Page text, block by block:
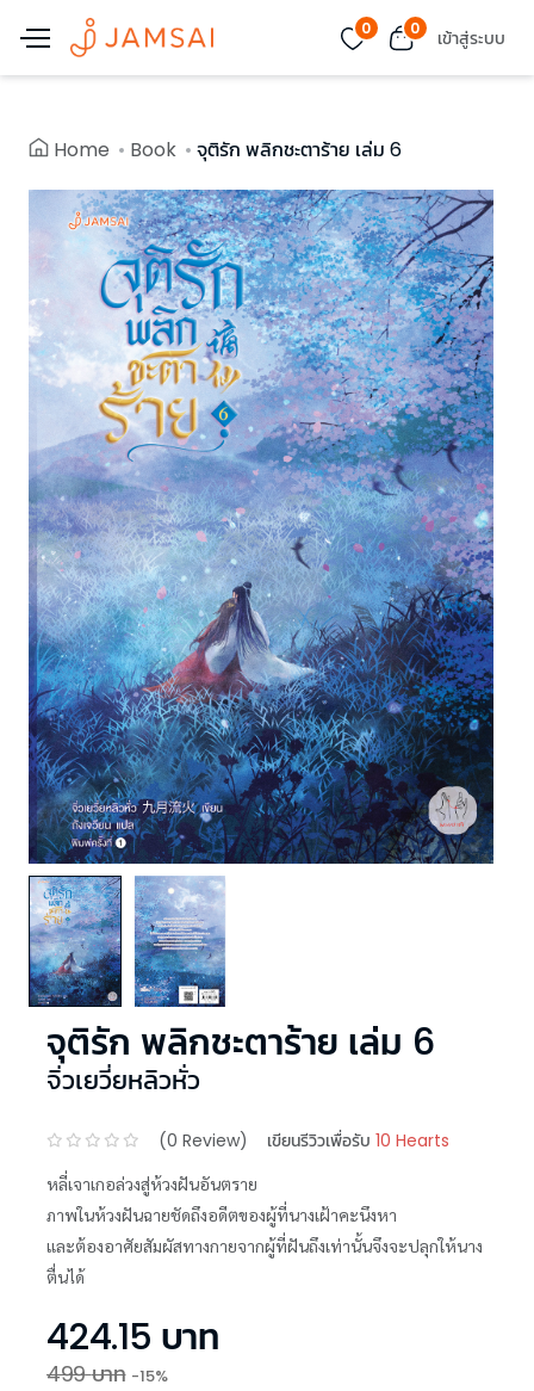
0 0 เข้าสู่ระบบ
Home Book จุติรัก พลิกชะตาร้าย เล่ม 6
จุติรัก พลิกชะตาร้าย เล่ม 6
จิ่วเยวี่ยหลิวหั่ว
(0 Review) เขียนรีวิวเพื่อรับ 10 Hearts
หลี่เจาเกอล่วงสู่ห้วงฝันอันตราย
ภาพในห้วงฝันฉายชัดถึงอดีตของผู้ที่นางเฝ้าคะนึงหา
และต้องอาศัยสัมผัสทางกายจากผู้ที่ฝันถึงเท่านั้นจึงจะปลุกให้นาง
ตื่นได้
424.15 บาท
499บาท -15%